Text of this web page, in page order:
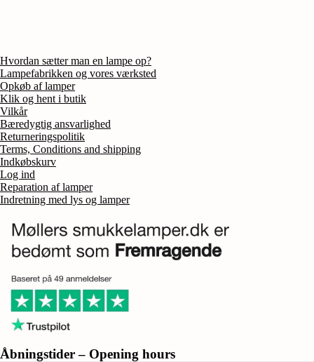
Hvordan sætter man en lampe op?
Lampefabrikken og vores værksted
Opkøb af lamper
Klik og hent i butik
Vilkår
Bæredygtig ansvarlighed
Returneringspolitik
Terms, Conditions and shipping
Indkøbskurv
Log ind
Reparation af lamper
Indretning med lys og lamper
Åbningstider – Opening hours